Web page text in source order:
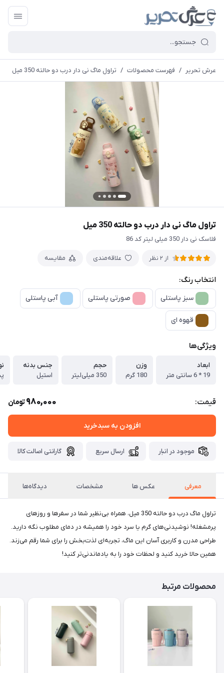
عرش تحریر / فهرست محصولات / تراول ماگ نی دار درب دو حالته 350 میل
تراول ماگ نی دار درب دو حالته 350 میل
فلاسک نی دار 350 میلی لیتر کد 86
از 2 نظر علاقه‌مندی مقایسه
انتخاب رنگ:
سبز پاستلی صورتی پاستلی آبی پاستلی
قهوه ای
ویژگی‌ها
ابعاد
19 * 6 سانتی متر
وزن
180 گرم
حجم
350 میلی‌لیتر
جنس بدنه
استیل
قیمت: 980,000تومان
افزودن به سبدخرید
موجود در انبار ارسال سریع گارانتی اصالت کالا
معرفی عکس ها مشخصات دیدگاه‌ها
تراول ماگ درب دو حالته 350 میل، همراه بی‌نظیر شما در سفرها و روزهای
پرمشغله! نوشیدنی‌های گرم یا سرد خود را همیشه در دمای مطلوب نگه دارید.
طراحی مدرن و کاربری آسان این ماگ، تجربه‌ای لذت‌بخش را برای شما رقم می‌زند.
همین حالا خرید کنید و لحظات خود را به یادماندنی‌تر کنید!
محصولات مرتبط